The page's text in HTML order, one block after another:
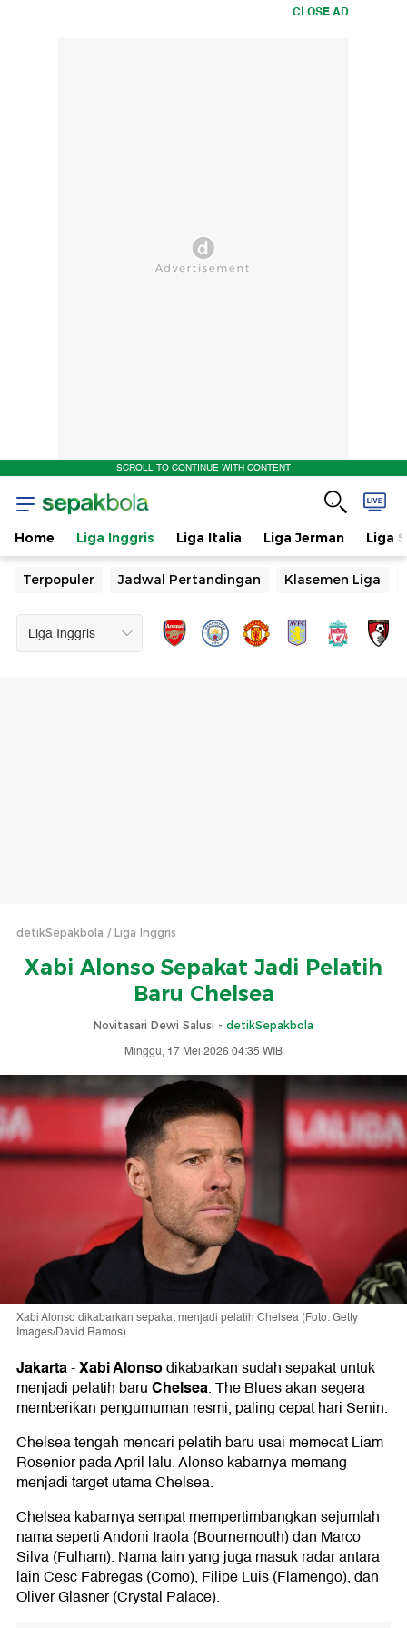
CLOSE AD
SCROLL TO CONTINUE WITH CONTENT
Home Liga Inggris Liga Italia Liga Jerman Liga
Terpopuler Jadwal Pertandingan Klasemen Liga
detikSepakbola Liga Inggris
Xabi Alonso Sepakat Jadi Pelatih
Baru Chelsea
Novitasari Dewi Salusi - detikSepakbola
Minggu, 17 Mei 2026 04:35 WIB
Xabi Alonso dikabarkan sepakat menjadi pelatih Chelsea (Foto: Getty
Images/David Ramos)
Jakarta-Xabi Alonsodikabarkan sudah sepakat untuk
menjadi pelatih baruChelsea. The Blues akan segera
memberikan pengumuman resmi, paling cepat hari Senin.
Chelsea tengah mencari pelatih baru usai memecat Liam
Rosenior pada April lalu. Alonso kabarnya memang
menjadi target utama Chelsea.
Chelsea kabarnya sempat mempertimbangkan sejumlah
nama seperti Andoni Iraola (Bournemouth) dan Marco
Silva (Fulham). Nama lain yang juga masuk radar antara
lain Cesc Fabregas (Como), Filipe Luis (Flamengo), dan
Oliver Glasner (Crystal Palace).